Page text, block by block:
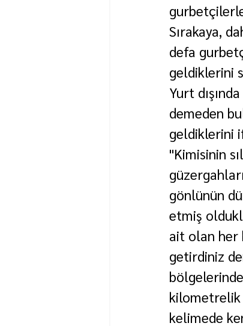
Sırakaya,
defa
geldiklerini
Yurt
demeden
geldiklerini
"Kimisinin
gönlünün
etmiş
ait olan her
getirdiniz
kilometrelik
kelimede